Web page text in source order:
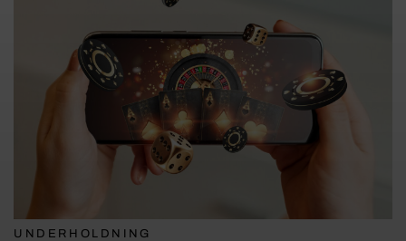
UNDERHOLDNING